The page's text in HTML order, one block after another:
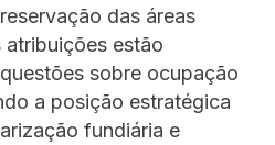
das áreas
atribuições estão
sobre ocupação
a posição estratégica
fundiária e